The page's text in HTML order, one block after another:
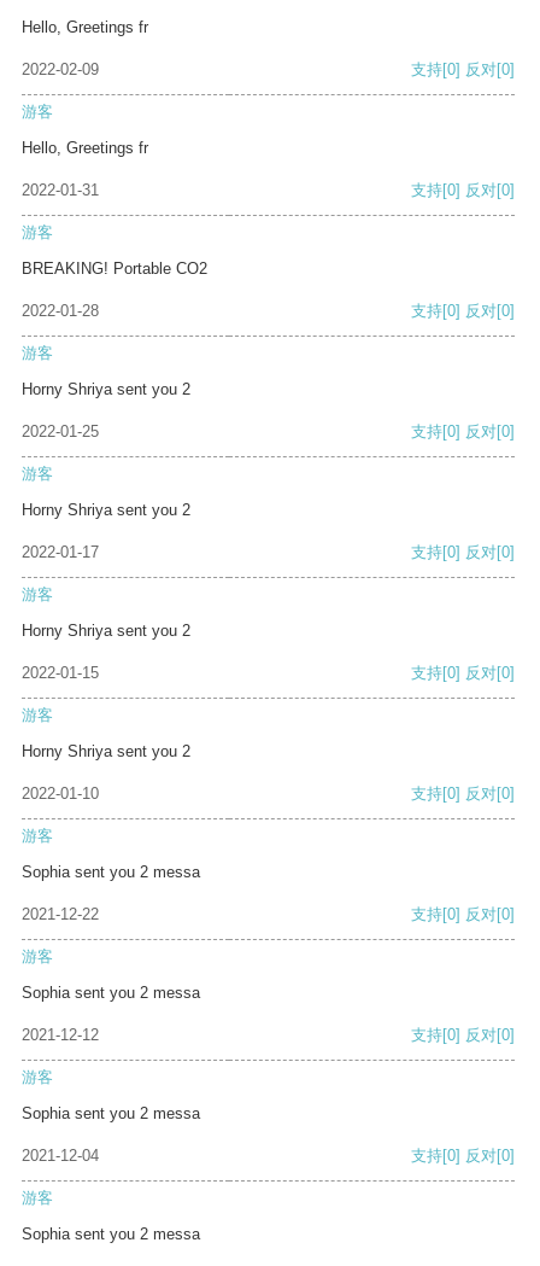
Hello, Greetings fr
2022-02-09 支持[0] 反对[0]
游客
Hello, Greetings fr
2022-01-31 支持[0] 反对[0]
游客
BREAKING! Portable CO2
2022-01-28 支持[0] 反对[0]
游客
Horny Shriya sent you 2
2022-01-25 支持[0] 反对[0]
游客
Horny Shriya sent you 2
2022-01-17 支持[0] 反对[0]
游客
Horny Shriya sent you 2
2022-01-15 支持[0] 反对[0]
游客
Horny Shriya sent you 2
2022-01-10 支持[0] 反对[0]
游客
Sophia sent you 2 messa
2021-12-22 支持[0] 反对[0]
游客
Sophia sent you 2 messa
2021-12-12 支持[0] 反对[0]
游客
Sophia sent you 2 messa
2021-12-04 支持[0] 反对[0]
游客
Sophia sent you 2 messa